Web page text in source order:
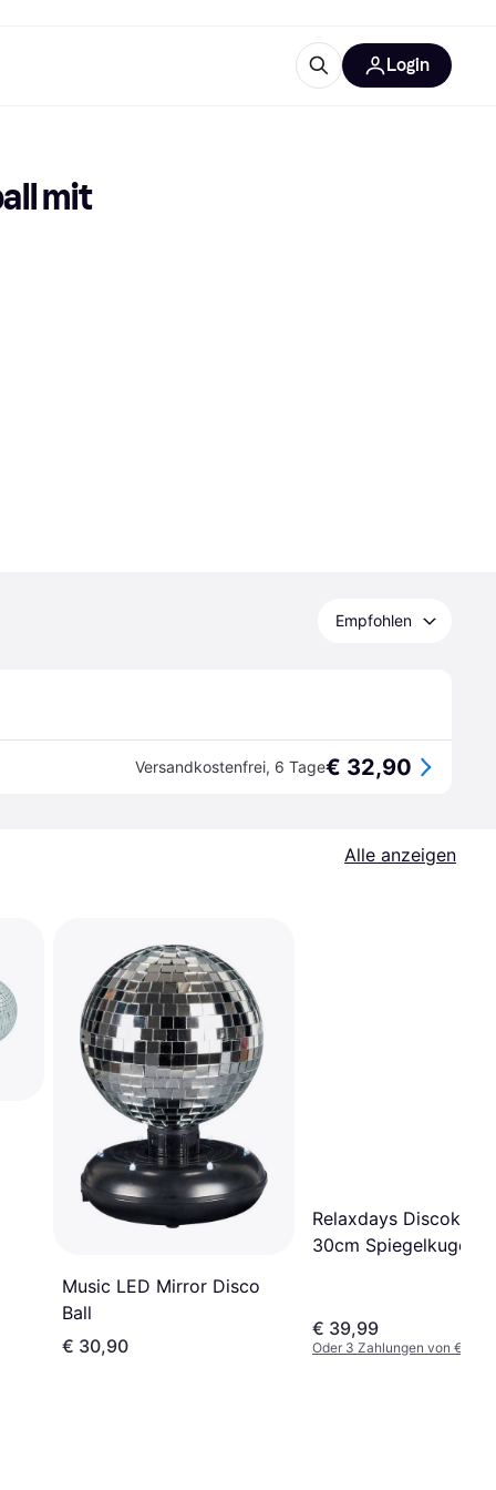
Login
mit
Empfohlen
Versandkostenfrei, 6 Tage€ 32,90
Alle anzeigen
Music LED Mirror Disco
Ball
€ 30,90
Relaxdays Discokugel
30cm Spiegelkugel
€ 39,99
Oder 3 Zahlungen von €